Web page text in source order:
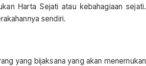
Harta Sejati atau kebahagiaan sejati.
sendiri.
yang bijaksana yang akan menemukan